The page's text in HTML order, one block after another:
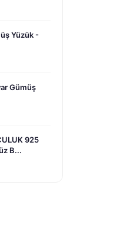
Yüzük -
Gümüş
925
B...